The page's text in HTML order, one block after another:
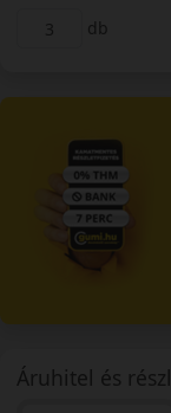
db
Áruhitel és